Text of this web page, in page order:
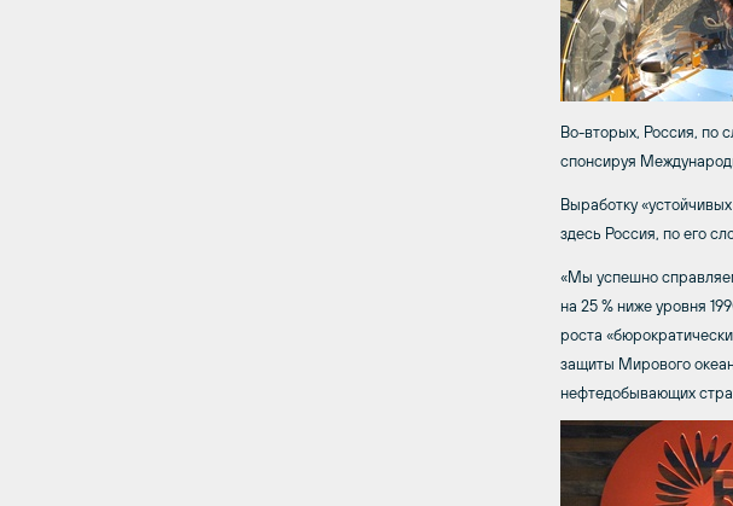
Во-вторых, Россия, по
спонсируя
Выработку
здесь Россия, по его
«Мы успешно
на 25 % ниже уровня
роста
защиты Мирового
нефтедобывающих